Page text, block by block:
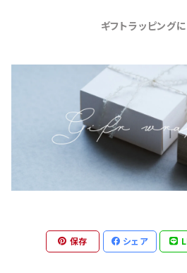
ギフトラッピング
保存 シェア